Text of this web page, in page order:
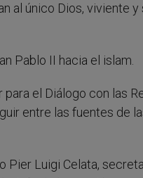
al único Dios, viviente
Pablo II hacia el islam.
el Diálogo con las
entre las fuentes de
Luigi Celata,